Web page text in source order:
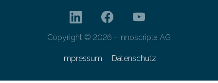
Copyright © 2026 - innoscripta AG
Impressum Datenschutz